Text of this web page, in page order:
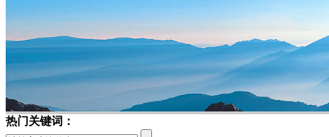
热门关键词：